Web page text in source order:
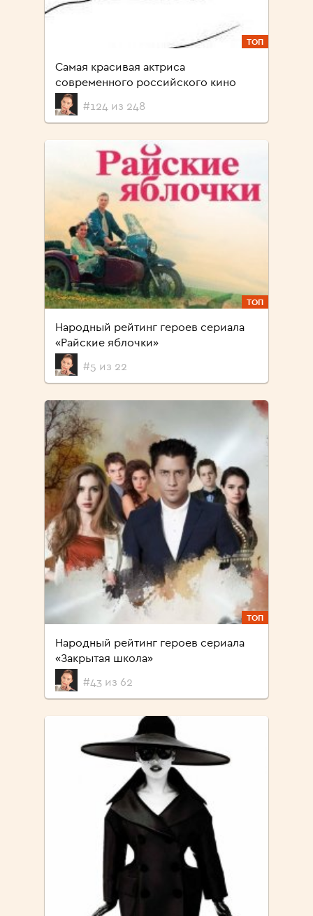
ТОП
Cамая красивая актриса
современного российского кино
#124 из 248
ТОП
Народный рейтинг героев сериала
«Райские яблочки»
#5 из 22
ТОП
Народный рейтинг героев сериала
«Закрытая школа»
#43 из 62